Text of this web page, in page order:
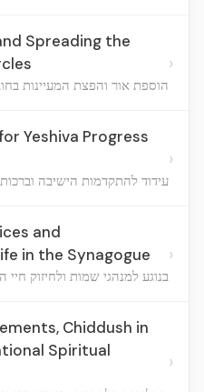
Spreading the
הוספת אור והפצת המעיינות
›
Yeshiva Progress
עידוד להתקדמות הישיבה
›
and
in the Synagogue
בנוגע למנהגי שמות ולחיזוק
›
Chiddush in
Spiritual
›